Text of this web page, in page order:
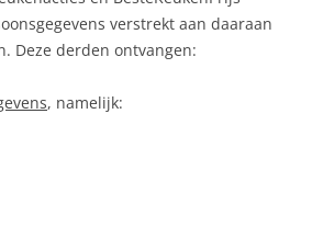
verstrekt aan daaraan
Deze derden ontvangen:
, namelijk: